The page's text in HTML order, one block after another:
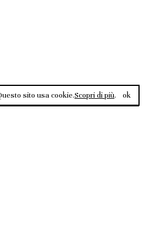
sito usa cookie.Scopri di più. ok